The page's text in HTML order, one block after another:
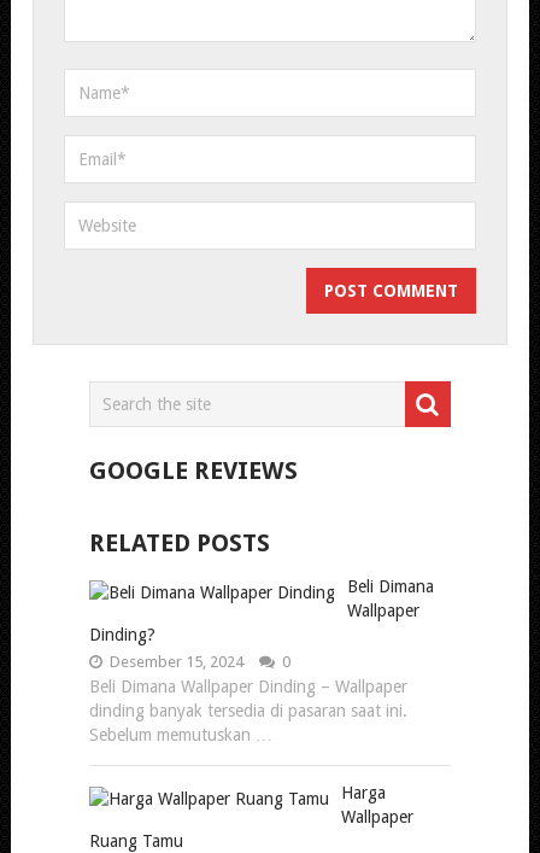
GOOGLE REVIEWS
RELATED POSTS
Beli Dimana
Wallpaper
Dinding?
Desember 15, 2024 0
Beli Dimana Wallpaper Dinding – Wallpaper
dinding banyak tersedia di pasaran saat ini.
Sebelum memutuskan …
Harga
Wallpaper
Ruang Tamu